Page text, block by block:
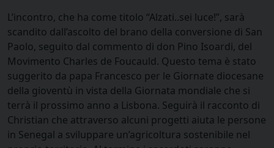
L’incontro, che ha come titolo “Alzati..sei luce!”, sarà
scandito dall’ascolto del brano della conversione di San
Paolo, seguito dal commento di don Pino Isoardi, del
Movimento Charles de Foucauld. Questo tema è stato
suggerito da papa Francesco per le Giornate diocesane
della gioventù in vista della Giornata mondiale che si
terrà il prossimo anno a Lisbona. Seguirà il racconto di
Christian che attraverso alcuni progetti aiuta le persone
in Senegal a sviluppare un’agricoltura sostenibile nel